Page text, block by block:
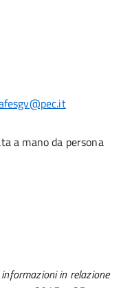
a mano da persona
in relazione